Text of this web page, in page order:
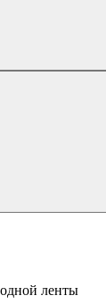
ленты